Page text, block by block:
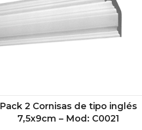
Pack 2 Cornisas de tipo inglés
7,5x9cm – Mod: C0021